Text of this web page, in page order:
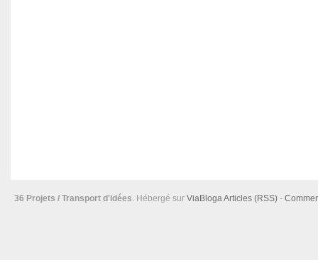
36 Projets / Transport d'idées . Hébergé sur ViaBloga Articles (RSS) -